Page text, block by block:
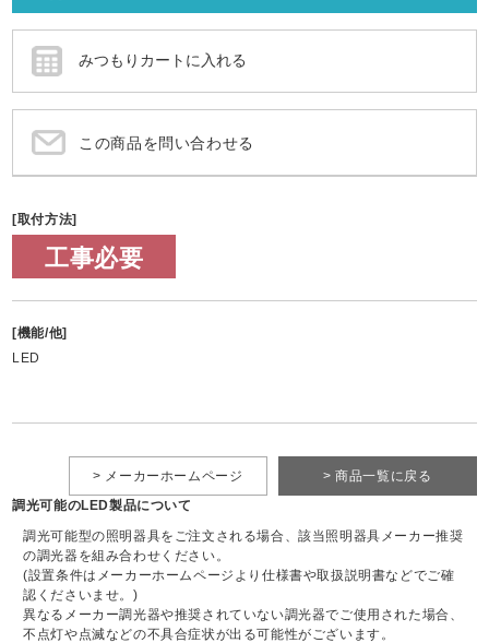
この商品を問い合わせる
[取付方法]
工事必要
[機能/他]
LED
> 商品一覧に戻る
> メーカーホームページ
調光可能のLED製品について
調光可能型の照明器具をご注文される場合、該当照明器具メーカー推奨
の調光器を組み合わせください。
(設置条件はメーカーホームページより仕様書や取扱説明書などでご確
認くださいませ。)
異なるメーカー調光器や推奨されていない調光器でご使用された場合、
不点灯や点滅などの不具合症状が出る可能性がございます。